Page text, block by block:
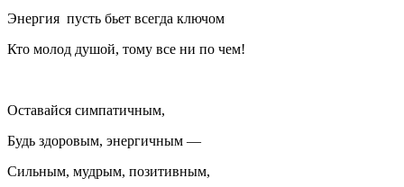
Энергия пусть бьет всегда ключом
Кто молод душой, тому все ни по чем!
Оставайся симпатичным,
Будь здоровым, энергичным —
Сильным, мудрым, позитивным,